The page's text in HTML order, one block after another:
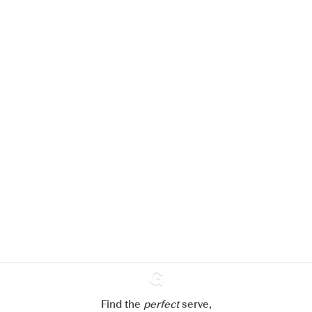
Ginventory
Find the perfectserve,
Refuser tout